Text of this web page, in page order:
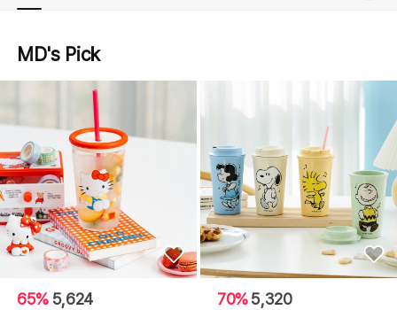
MD's Pick
65% 5,624 70%5,320